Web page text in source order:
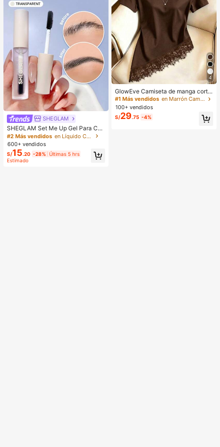
SHEGLAM
SHEGLAM Set Me Up Gel Para Cej
as Marca De Belleza CosméTica M
aquillaje Para Mujeres Y NiñAs
#2 Más vendidos
en Líquido Cejas
600+ vendidos
S/15.20 -28% Últimas 5 hrs
Estimado
4
GlowEve Camiseta de manga corta
de cuello redondo de unicolor casu
al versátil para uso diario para muje
r
#1 Más vendidos
en Marrón Camisetas básicas informales
100+ vendidos
S/29.75 -4%